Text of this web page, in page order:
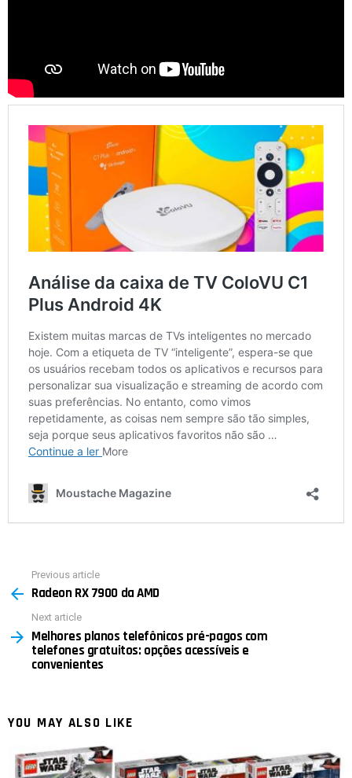
more
Previous article
Radeon RX 7900 da AMD
Next article
Melhores planos telefônicos pré-pagos com
telefones gratuitos: opções acessíveis e
convenientes
YOU MAY ALSO LIKE